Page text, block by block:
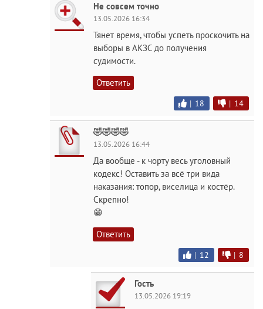
Не совсем точно
13.05.2026 16:34
Тянет время, чтобы успеть проскочить на
выборы в АКЗС до получения
судимости.
Ответить
| 18 | 14
🤣🤣🤣🤣
13.05.2026 16:44
Да вообще - к чорту весь уголовный
кодекс! Оставить за всё три вида
наказания: топор, виселица и костёр.
Скрепно!
😁
Ответить
| 12 | 8
Гость
13.05.2026 19:19